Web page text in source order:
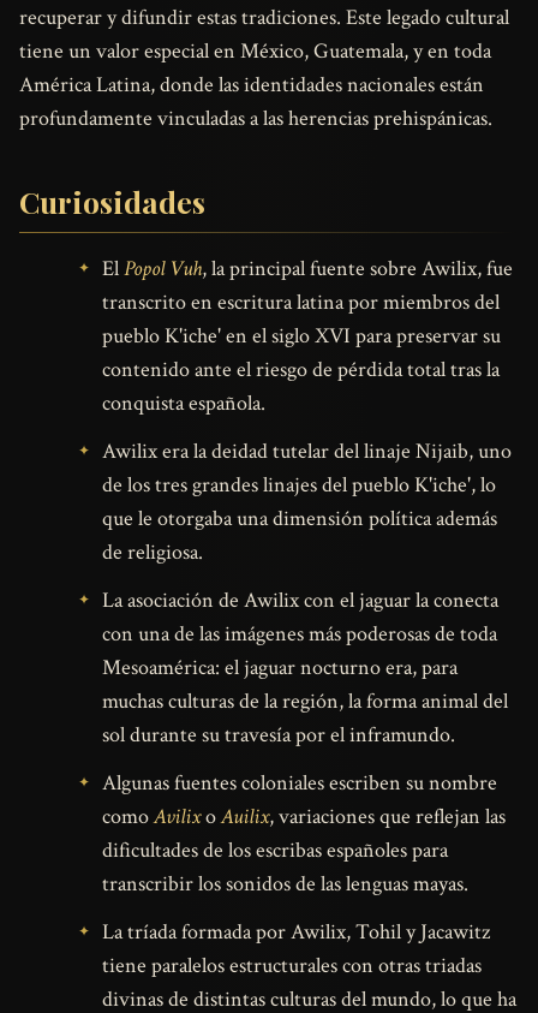
recuperar y difundir estas tradiciones. Este legado cultural
tiene un valor especial en México, Guatemala, y en toda
América Latina, donde las identidades nacionales están
profundamente vinculadas a las herencias prehispánicas.
Curiosidades
ElPopol Vuh, la principal fuente sobre Awilix, fue
transcrito en escritura latina por miembros del
pueblo K'iche' en el siglo XVI para preservar su
contenido ante el riesgo de pérdida total tras la
conquista española.
Awilix era la deidad tutelar del linaje Nijaib, uno
de los tres grandes linajes del pueblo K'iche', lo
que le otorgaba una dimensión política además
de religiosa.
La asociación de Awilix con el jaguar la conecta
con una de las imágenes más poderosas de toda
Mesoamérica: el jaguar nocturno era, para
muchas culturas de la región, la forma animal del
sol durante su travesía por el inframundo.
Algunas fuentes coloniales escriben su nombre
comoAvilixoAuilix, variaciones que reflejan las
dificultades de los escribas españoles para
transcribir los sonidos de las lenguas mayas.
La tríada formada por Awilix, Tohil y Jacawitz
tiene paralelos estructurales con otras triadas
divinas de distintas culturas del mundo, lo que ha